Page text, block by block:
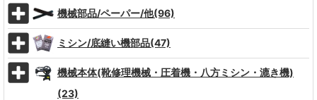
機械部品/ペーパー/他(96)
ミシン/底縫い機部品(47)
機械本体(靴修理機械・圧着機・八方ミシン・漉き機)
(23)